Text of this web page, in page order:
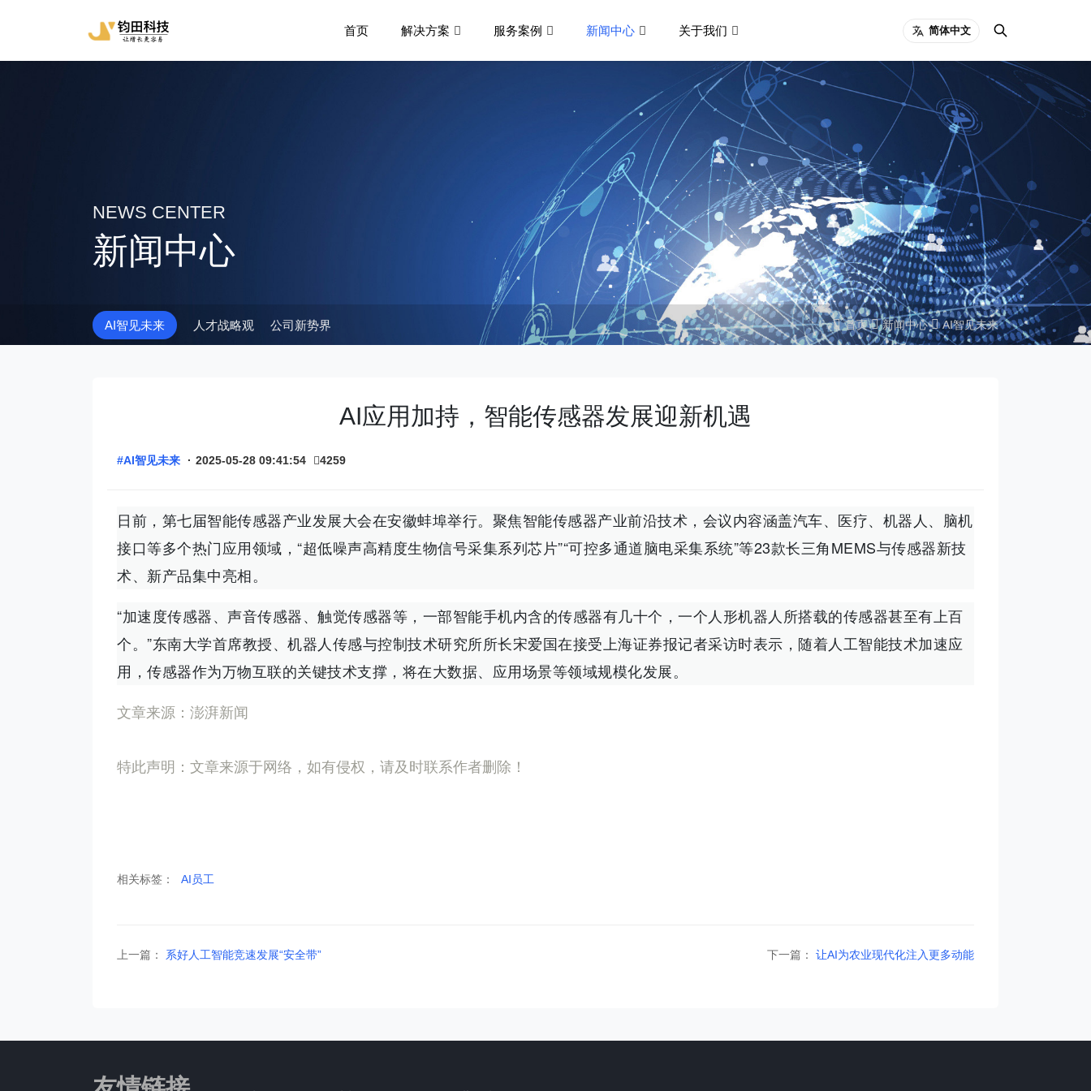
首页 解决方案 服务案例 新闻中心 关于我们 简体中文
NEWS CENTER
新闻中心
AI智见未来 人才战略观 公司新势界 首页 新闻中心 AI智见未来
AI应用加持，智能传感器发展迎新机遇
#AI智见未来 · 2025-05-28 09:41:54 4259
日前，第七届智能传感器产业发展大会在安徽蚌埠举行。聚焦智能传感器产业前沿技术，会议内容涵盖汽车、医疗、机器人、脑机
接口等多个热门应用领域，“超低噪声高精度生物信号采集系列芯片”“可控多通道脑电采集系统”等23款长三角MEMS与传感器新技
术、新产品集中亮相。
“加速度传感器、声音传感器、触觉传感器等，一部智能手机内含的传感器有几十个，一个人形机器人所搭载的传感器甚至有上百
个。”东南大学首席教授、机器人传感与控制技术研究所所长宋爱国在接受上海证券报记者采访时表示，随着人工智能技术加速应
用，传感器作为万物互联的关键技术支撑，将在大数据、应用场景等领域规模化发展。
文章来源： 澎湃新闻
特此声明：文章来源于网络，如有侵权，请及时联系作者删除！
相关标签： AI员工
上一篇： 系好人工智能竞速发展“安全带” 下一篇： 让AI为农业现代化注入更多动能